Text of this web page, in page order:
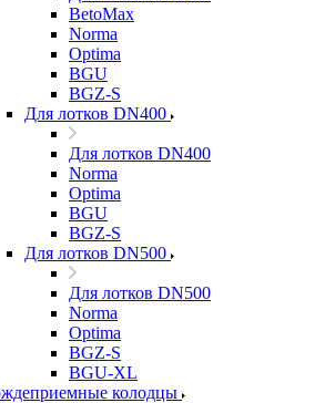
BetoMax
Norma
Optima
BGU
BGZ-S
Для лотков DN400
Для лотков DN400
Norma
Optima
BGU
BGZ-S
Для лотков DN500
Для лотков DN500
Norma
Optima
BGZ-S
BGU-XL
колодцы